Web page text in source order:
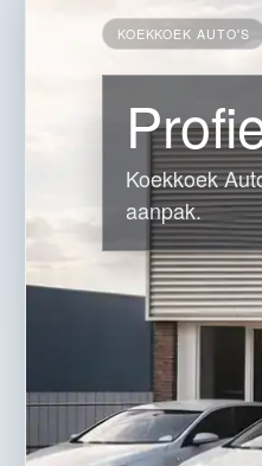
KOEKKOEK AUTO'S
Koekkoek
aanpak.